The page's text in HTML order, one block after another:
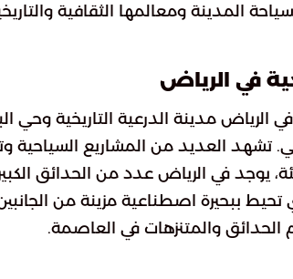
المدينة ومعالمها الثقافية
في الرياض
الرياض مدينة الدرعية التاريخية وحي
تشهد العديد من المشاريع
يوجد في الرياض عدد من الحدائق
تحيط ببحيرة اصطناعية مزينة من
الحدائق والمتنزهات في العاصمة.